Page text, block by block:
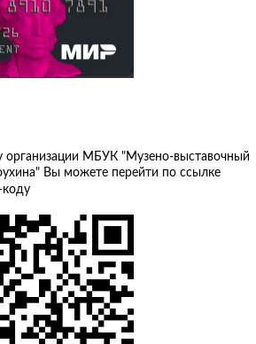
организации МБУК "Музено-выставочный
Вы можете перейти по ссылке
коду